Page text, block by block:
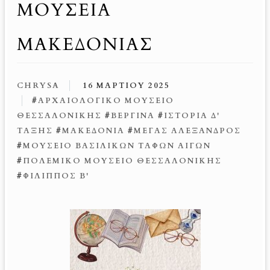
ΜΟΥΣΕΙΑ
ΜΑΚΕΔΟΝΙΑΣ
CHRYSA
16 ΜΑΡΤΊΟΥ 2025
#ΑΡΧΑΙΟΛΟΓΙΚΌ ΜΟΥΣΕΊΟ
ΘΕΣΣΑΛΟΝΊΚΗΣ #ΒΕΡΓΊΝΑ #ΙΣΤΟΡΊΑ Δ'
ΤΆΞΗΣ #ΜΑΚΕΔΟΝΊΑ #ΜΈΓΑΣ ΑΛΈΞΑΝΔΡΟΣ
#ΜΟΥΣΕΊΟ ΒΑΣΙΛΙΚΏΝ ΤΆΦΩΝ ΑΙΓΏΝ
#ΠΟΛΕΜΙΚΌ ΜΟΥΣΕΊΟ ΘΕΣΣΑΛΟΝΊΚΗΣ
#ΦΊΛΙΠΠΟΣ Β'